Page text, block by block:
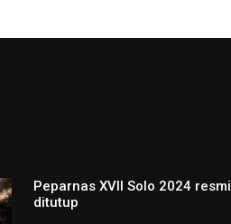
Peparnas XVII Solo 2024 resmi
ditutup